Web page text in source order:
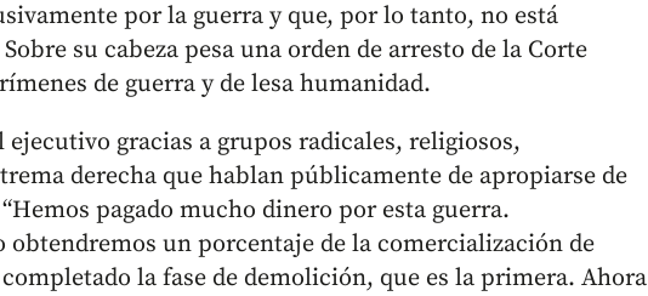
por la guerra y que, por lo tanto, no está
su cabeza pesa una orden de arresto de la Corte
de guerra y de lesa humanidad.
ejecutivo gracias a grupos radicales, religiosos,
derecha que hablan públicamente de apropiarse de
pagado mucho dinero por esta guerra.
un porcentaje de la comercialización de
la fase de demolición, que es la primera. Ahora